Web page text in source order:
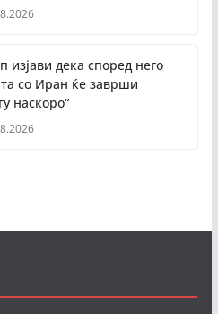
изјави дека според него
со Иран ќе заврши
наскоро“